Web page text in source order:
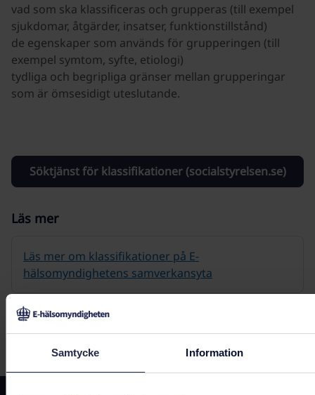
Samtycke Information
vad som ska klassificeras och grupperas (till exempel
sjukdomar, åtgärder, insatser, funktionstillstånd)
de egenskaper som används för grupperingen (till
exempel symtom, syfte, etiologi)
tydliga och begripliga gränser mellan grupperingar
som är ömsesidigt uteslutande.
Söktjänst för klassifikationer (socialstyrelsen.se)
Läs mer
Läs mer om klassifikationer på E-
hälsomyndighetens samverkansyta
Senast uppdaterad: